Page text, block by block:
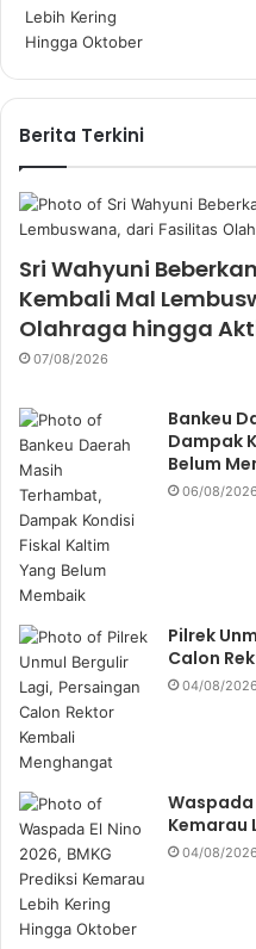
Berita Terkini
Sri Wahyuni
Kembali Mal
Olahraga hingga
07/08/2026
Bankeu
Dampak
Belum
06/08/2026
Pilrek
Calon
04/08/2026
Waspada
Kemarau
04/08/2026